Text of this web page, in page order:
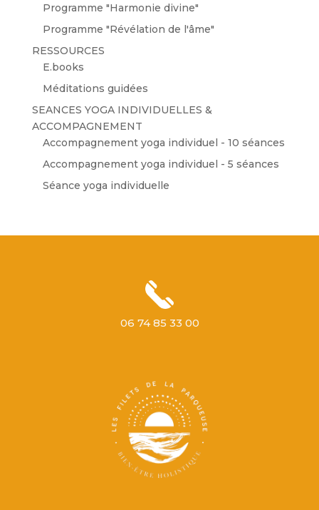
Programme "Harmonie divine"
Programme "Révélation de l'âme"
RESSOURCES
E.books
Méditations guidées
SEANCES YOGA INDIVIDUELLES &
ACCOMPAGNEMENT
Accompagnement yoga individuel - 10 séances
Accompagnement yoga individuel - 5 séances
Séance yoga individuelle
06 74 85 33 00